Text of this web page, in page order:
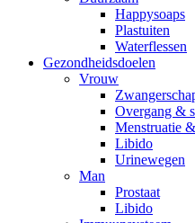
Happysoaps
Plastuiten
Waterflessen
Gezondheidsdoelen
Vrouw
Overgang &
Menstruatie
Libido
Urinewegen
Man
Prostaat
Libido